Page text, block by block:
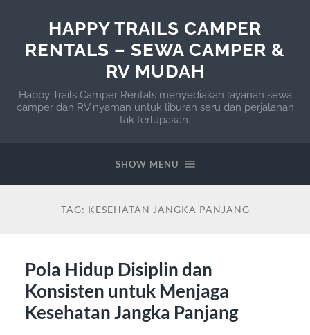
HAPPY TRAILS CAMPER
RENTALS – SEWA CAMPER &
RV MUDAH
Happy Trails Camper Rentals menyediakan layanan sewa
camper dan RV nyaman untuk liburan seru dan perjalanan
tak terlupakan.
SHOW MENU
TAG: KESEHATAN JANGKA PANJANG
Pola Hidup Disiplin dan
Konsisten untuk Menjaga
Kesehatan Jangka Panjang